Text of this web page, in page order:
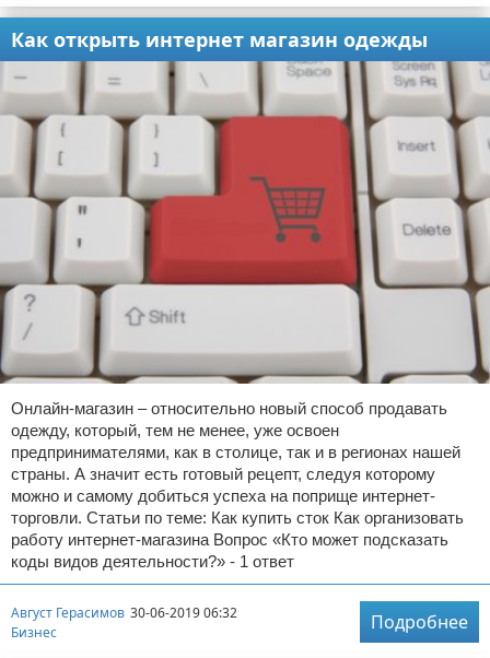
Как открыть интернет магазин одежды
Онлайн-магазин – относительно новый способ продавать
одежду, который, тем не менее, уже освоен
предпринимателями, как в столице, так и в регионах нашей
страны. А значит есть готовый рецепт, следуя которому
можно и самому добиться успеха на поприще интернет-
торговли. Статьи по теме: Как купить сток Как организовать
работу интернет-магазина Вопрос «Кто может подсказать
коды видов деятельности?» - 1 ответ
Август Герасимов 30-06-2019 06:32
Бизнес
Подробнее